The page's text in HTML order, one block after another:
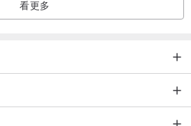
看更多